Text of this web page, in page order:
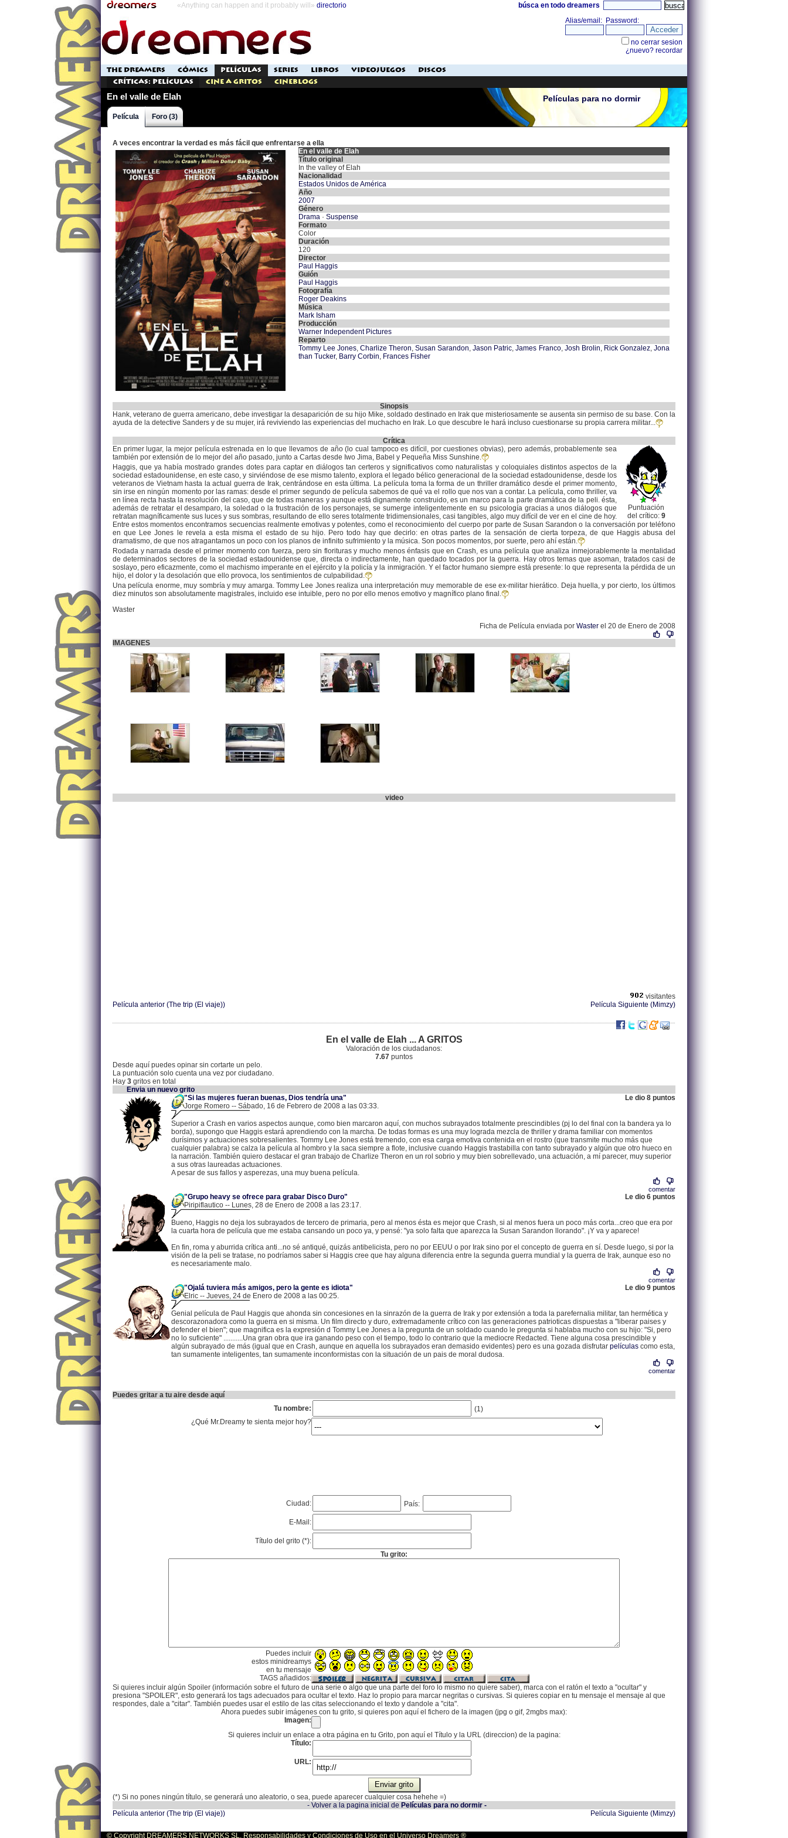
«Anything can happen and it probably will» directorio búsca en todo dreamers
THE DREAMERS CÓMICS PELÍCULAS SERIES LIBROS VIDEOJUEGOS
DISCOS
Críticas: Películas
Cine a Gritos Cineblogs
En el valle de Elah Películas para no dormir
Película Foro (3)
A veces encontrar la verdad es más fácil que enfrentarse a ella
En el valle de Elah
Título original
In the valley of Elah
Nacionalidad
Estados Unidos de América
Año
2007
Género
Drama· Suspense
Formato
Color
Duración
120
Director
Paul Haggis
Guión
Paul Haggis
Fotografía
Roger Deakins
Música
Mark Isham
Producción
Warner Independent Pictures
Reparto
Tommy Lee Jones,Charlize Theron,Susan Sarandon,Jason Patric,James Franco, Josh Brolin, Rick Gonzalez, Jona
than Tucker, Barry Corbin, Frances Fisher
Sinopsis
Hank, veterano de guerra americano, debe investigar la desaparición de su hijo Mike, soldado destinado en Irak que misteriosamente se ausenta sin permiso de su base. Con la
ayuda de la detective Sanders y de su mujer, irá reviviendo las experiencias del muchacho en Irak. Lo que descubre le hará incluso cuestionarse su propia carrera militar...
Crítica
Puntuación
del crítico: 9
En primer lugar, la mejor película estrenada en lo que llevamos de año (lo cual tampoco es difícil, por cuestiones obvias), pero además, probablemente sea
también por extensión de lo mejor del año pasado, junto a Cartas desde Iwo Jima, Babel y Pequeña Miss Sunshine.
Haggis, que ya había mostrado grandes dotes para captar en diálogos tan certeros y significativos como naturalistas y coloquiales distintos aspectos de la
sociedad estadounidense, en este caso, y sirviéndose de ese mismo talento, explora el legado bélico generacional de la sociedad estadounidense, desde los
veteranos de Vietnam hasta la actual guerra de Irak, centrándose en esta última. La película toma la forma de un thriller dramático desde el primer momento,
sin irse en ningún momento por las ramas: desde el primer segundo de película sabemos de qué va el rollo que nos van a contar. La película, como thriller, va
en línea recta hasta la resolución del caso, que de todas maneras y aunque está dignamente construido, es un marco para la parte dramática de la peli. ésta,
además de retratar el desamparo, la soledad o la frustración de los personajes, se sumerge inteligentemente en su psicología gracias a unos diálogos que
retratan magníficamente sus luces y sus sombras, resultando de ello seres totalmente tridimensionales, casi tangibles, algo muy difícil de ver en el cine de hoy.
Entre estos momentos encontramos secuencias realmente emotivas y potentes, como el reconocimiento del cuerpo por parte de Susan Sarandon o la conversación por teléfono
en que Lee Jones le revela a esta misma el estado de su hijo. Pero todo hay que decirlo: en otras partes de la sensación de cierta torpeza, de que Haggis abusa del
dramatismo, de que nos atragantamos un poco con los planos de infinito sufrimiento y la música. Son pocos momentos, por suerte, pero ahí están.
Rodada y narrada desde el primer momento con fuerza, pero sin florituras y mucho menos énfasis que en Crash, es una película que analiza inmejorablemente la mentalidad
de determinados sectores de la sociedad estadounidense que, directa o indirectamente, han quedado tocados por la guerra. Hay otros temas que asoman, tratados casi de
soslayo, pero eficazmente, como el machismo imperante en el ejército y la policía y la inmigración. Y el factor humano siempre está presente: lo que representa la pérdida de un
hijo, el dolor y la desolación que ello provoca, los sentimientos de culpabilidad.
Una película enorme, muy sombría y muy amarga. Tommy Lee Jones realiza una interpretación muy memorable de ese ex-militar hierático. Deja huella, y por cierto, los últimos
diez minutos son absolutamente magistrales, incluido ese intuible, pero no por ello menos emotivo y magnífico plano final.
Waster
Ficha de Película enviada por Waster el 20 de Enero de 2008
IMAGENES
video
visitantes
Película anterior (The trip (El viaje))
Película Siguiente (Mimzy)
En el valle de Elah ... A GRITOS
Valoración de los ciudadanos:
7.67 puntos
Desde aquí puedes opinar sin cortarte un pelo.
La puntuación solo cuenta una vez por ciudadano.
Hay 3 gritos en total
Envia un nuevo grito
"Si las mujeres fueran buenas, Dios tendría una"
Le dio 8 puntos
Jorge Romero -- Sábado, 16 de Febrero de 2008 a las 03:33.
Superior a Crash en varios aspectos aunque, como bien marcaron aquí, con muchos subrayados totalmente prescindibles (pj lo del final con la bandera ya lo
borda), supongo que Haggis estará aprendiendo con la marcha. De todas formas es una muy lograda mezcla de thriller y drama familiar con momentos
durísimos y actuaciones sobresalientes. Tommy Lee Jones está tremendo, con esa carga emotiva contenida en el rostro (que transmite mucho más que
cualquier palabra) se calza la película al hombro y la saca siempre a flote, inclusive cuando Haggis trastabilla con tanto subrayado y algún que otro hueco en
la narración. También quiero destacar el gran trabajo de Charlize Theron en un rol sobrio y muy bien sobrellevado, una actuación, a mí parecer, muy superior
a sus otras laureadas actuaciones.
A pesar de sus fallos y asperezas, una muy buena película.
comentar
"Grupo heavy se ofrece para grabar Disco Duro"
Le dio 6 puntos
Piripiflautico -- Lunes, 28 de Enero de 2008 a las 23:17.
Bueno, Haggis no deja los subrayados de tercero de primaria, pero al menos ésta es mejor que Crash, si al menos fuera un poco más corta...creo que era por
la cuarta hora de película que me estaba cansando un poco ya, y pensé: "ya solo falta que aparezca la Susan Sarandon llorando". ¡Y va y aparece!
En fin, roma y aburrida crítica anti...no sé antiqué, quizás antibelicista, pero no por EEUU o por Irak sino por el concepto de guerra en sí. Desde luego, si por la
visión de la peli se tratase, no podríamos saber si Haggis cree que hay alguna diferencia entre la segunda guerra mundial y la guerra de Irak, aunque eso no
es necesariamente malo.
comentar
"Ojalá tuviera más amigos, pero la gente es idiota"
Le dio 9 puntos
Elric -- Jueves, 24 de Enero de 2008 a las 00:25.
Genial película de Paul Haggis que ahonda sin concesiones en la sinrazón de la guerra de Irak y por extensión a toda la parefernalia militar, tan hermética y
descorazonadora como la guerra en si misma. Un film directo y duro, extremadamente crítico con las generaciones patrioticas dispuestas a "liberar paises y
defender el bien"; que magnifica es la expresión d Tommy Lee Jones a la pregunta de un soldado cuando le pregunta si hablaba mucho con su hijo: "Si, pero
no lo suficiente" ...........Una gran obra que ira ganando peso con el tiempo, todo lo contrario que la mediocre Redacted. Tiene alguna cosa prescindible y
algún subrayado de más (igual que en Crash, aunque en aquella los subrayados eran demasido evidentes) pero es una gozada disfrutar películas como esta,
tan sumamente inteligentes, tan sumamente inconformistas con la situación de un pais de moral dudosa.
comentar
Puedes gritar a tu aire desde aquí
Tu nombre:
(1)
¿Qué Mr.Dreamy te sienta mejor hoy?
Ciudad: País:
E-Mail:
Título del grito (*):
Tu grito:
Puedes incluir
estos minidreamys
en tu mensaje
TAGS añadidos:
Si quieres incluir algún Spoiler (información sobre el futuro de una serie o algo que una parte del foro lo mismo no quiere saber), marca con el ratón el texto a "ocultar" y
presiona "SPOILER", esto generará los tags adecuados para ocultar el texto. Haz lo propio para marcar negritas o cursivas. Si quieres copiar en tu mensaje el mensaje al que
respondes, dale a "citar". También puedes usar el estilo de las citas seleccionando el texto y dandole a "cita".
Ahora puedes subir imágenes con tu grito, si quieres pon aquí el fichero de la imagen (jpg o gif, 2mgbs max):
Imagen:
Si quieres incluir un enlace a otra página en tu Grito, pon aquí el Título y la URL (direccion) de la pagina:
Título:
URL:
(*) Si no pones ningún título, se generará uno aleatorio, o sea, puede aparecer cualquier cosa hehehe =)
- Volver a la pagina inicial de Películas para no dormir -
Película anterior (The trip (El viaje))
Película Siguiente (Mimzy)
© Copyright DREAMERS NETWORKS SL. Responsabilidades y Condiciones de Uso en el Universo Dreamers ®